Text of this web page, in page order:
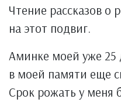
Чтение рассказов о
на этот подвиг.
Аминке моей уже 25
в моей памяти еще
Срок рожать у меня